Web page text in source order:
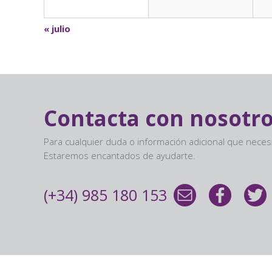
Calendar
Navigation
« julio
Contacta con
Para cualquier duda o información adicional que
Estaremos encantados de ayudarte.
(+34) 985 180 153